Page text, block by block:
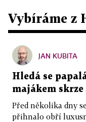
Vybíráme z
JAN KUBITA
Hledá se
majákem
Před několika dny
přihnalo obří